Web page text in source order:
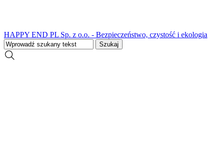
HAPPY END PL Sp. z o.o. - Bezpieczeństwo, czystość i ekologia